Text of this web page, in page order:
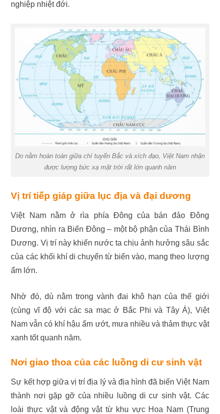
nghiệp nhiệt đới.
Do nằm hoàn toàn giữa chí tuyến Bắc và xích đạo, Việt Nam nhận
được lượng bức xạ mặt trời rất lớn quanh năm
Vị trí tiếp giáp giữa lục địa và đại dương
Việt Nam nằm ở rìa phía Đông của bán đảo Đông
Dương, nhìn ra Biển Đông – một bộ phận của Thái Bình
Dương. Vị trí này khiến nước ta chịu ảnh hưởng sâu sắc
của các khối khí di chuyển từ biển vào, mang theo lượng
ẩm lớn.
Nhờ đó, dù nằm trong vành đai khô hạn của thế giới
(cùng vĩ độ với các sa mạc ở Bắc Phi và Tây Á), Việt
Nam vẫn có khí hậu ẩm ướt, mưa nhiều và thảm thực vật
xanh tốt quanh năm.
Nơi giao thoa của các luồng di cư sinh vật
Sự kết hợp giữa vị trí địa lý và địa hình đã biến Việt Nam
thành nơi gặp gỡ của nhiều luồng di cư sinh vật. Các
loài thực vật và động vật từ khu vực Hoa Nam (Trung